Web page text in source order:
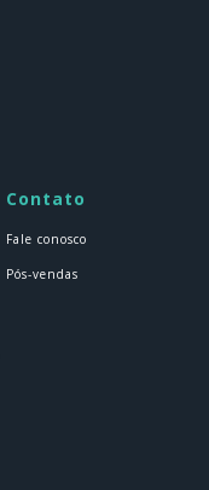
Contato
Fale conosco
Pós-vendas